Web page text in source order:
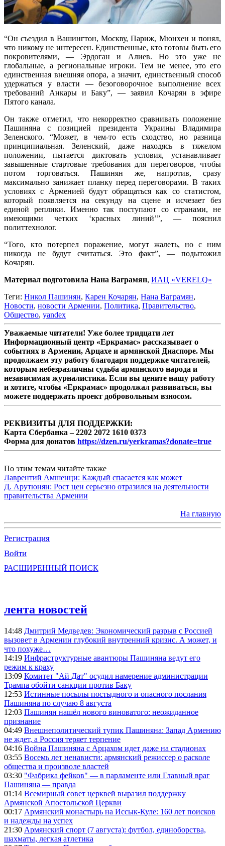
“Он съездил в Вашингтон, Москву, Париж, Мюнхен и понял,
что никому не интересен. Единственные, кто готовы быть его
покровителями, — Эрдоган и Алиев. Но это уже не
глобальные, а региональные игроки. Тем не менее, это его
единственная внешняя опора, а значит, единственный способ
удержаться у власти — безоговорочное выполнение всех
требований Анкары и Баку”, — заявил Кочарян в эфире
Пятого канала.
Он также отметил, что некорректно сравнивать положение
Пашиняна с позицией президента Украины Владимира
Зеленского. “Может, в чем-то есть сходство, но разница
принципиальная. Зеленский, даже находясь в тяжелом
положении, пытается диктовать условия, устанавливает
завышенные стартовые требования для переговоров, чтобы
потом торговаться. Пашинян же, напротив, сразу
максимально занижает планку перед переговорами. В таких
условиях с Арменией будут обращаться как со статистом,
который появляется на секунду на сцене и исчезает без
единой реплики. Именно так поступают со странами, не
имеющими четких ‘красных линий’”, — пояснил
политтехнолог.
“Того, кто потерпел поражение, могут жалеть, но с ним
никогда не будут считаться. Это факт”, — подытожил
Кочарян.
Материал подготовила Нана Ваграмян, ИАЦ «VERELQ»
Теги: Никол Пашинян, Карен Кочарян, Нана Ваграмян,
Новости, новости Армении, Политика, Правительство,
Общество, yandex
Уважаемые читатели! Уже более тридцати лет
Информационный центр «Еркрамас» рассказывает о
событиях в Армении, Арцахе и армянской Диаспоре. Мы
продолжаем эту работу благодаря поддержке читателей,
которым небезразличны судьба армянского народа и
независимая журналистика. Если вы цените нашу работу
и хотите, чтобы «Еркрамас» продолжал развиваться, вы
можете поддержать проект добровольным взносом.
РЕКВИЗИТЫ ДЛЯ ПОДДЕРЖКИ:
Карта Сбербанка – 2202 2072 1610 0373
Форма для донатов https://dzen.ru/yerkramas?donate=true
По этим темам читайте также
Лаврентий Амшенци: Каждый спасается как может
Д. Арутюнян: Рост цен серьезно отразился на деятельности
правительства Армении
На главную
Регистрация
Войти
РАСШИРЕННЫЙ ПОИСК
лента новостей
14:48 Дмитрий Медведев: Экономический разрыв с Россией
вызовет в Армении глубокий внутренний кризис. А может, и
что похуже…
14:19 Инфраструктурные авантюры Пашиняна ведут его
режим к краху
13:09 Комитет "Ай Дат" осудил намерение администрации
Трампа обойти санкции против Баку
12:53 Истинные посылы постыдного и опасного послания
Пашиняна по случаю 8 августа
12:03 Пашинян нашёл нового виноватого: неожиданное
признание
04:49 Внешнеполитический тупик Пашиняна: Запад Армению
не ждет, а Россия теряет терпение
04:16 Война Пашиняна с Арцахом идет даже на стадионах
03:55 Восемь лет ненависти: армянский режиссер о расколе
общества и произволе властей
03:30 "Фабрика фейков" — в парламенте или Главный враг
Пашиняна — правда
01:14 Всемирный совет церквей выразил поддержку
Армянской Апостольской Церкви
00:17 Армянский монастырь на Иссык-Куле: 160 лет поисков
и надежды на успех
21:30 Армянский спорт (7 августа): футбол, единоборства,
шахматы, легкая атлетика